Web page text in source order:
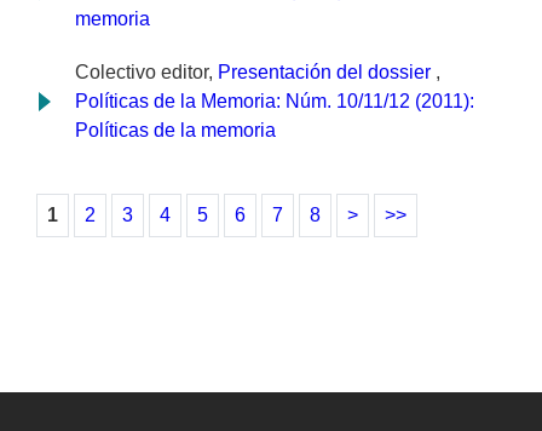
memoria
Colectivo editor, Presentación del dossier ,
Políticas de la Memoria: Núm. 10/11/12 (2011):
Políticas de la memoria
1 2 3 4 5 6 7 8 > >>